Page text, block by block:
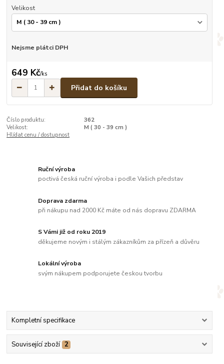
Velikost
Nejsme plátci DPH
649 Kč/ks
Přidat do košíku
Číslo produktu:
362
Velikost:
M ( 30 - 39 cm )
Hlídat cenu / dostupnost
Ruční výroba
poctivá česká ruční výroba i podle Vašich představ
Doprava zdarma
při nákupu nad 2000 Kč máte od nás dopravu ZDARMA
S Vámi již od roku 2019
děkujeme novým i stálým zákazníkům za přízeň a důvěru
Lokální výroba
svým nákupem podporujete českou tvorbu
Kompletní specifikace
Související zboží 2